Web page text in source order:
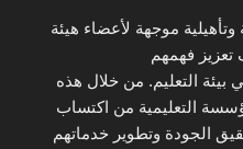
وتأهيلية موجهة لأعضاء هيئة
تعزيز فهمهم
بيئة التعليم. من خلال هذه
التعليمية من اكتساب
الجودة وتطوير خدماتهم